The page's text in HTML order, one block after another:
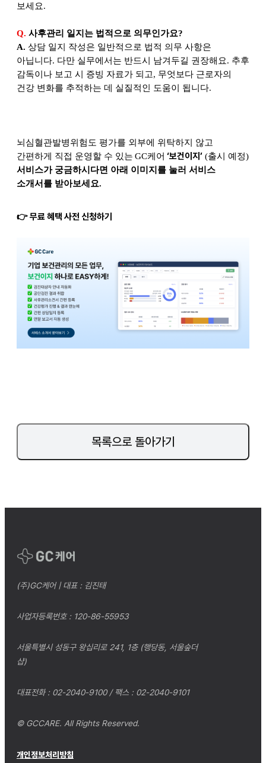
보세요.
Q. 사후관리 일지는 법적으로 의무인가요?
A. 상담 일지 작성은 일반적으로 법적 의무 사항은
아닙니다. 다만 실무에서는 반드시 남겨두길 권장해요. 추후
감독이나 보고 시 증빙 자료가 되고, 무엇보다 근로자의
건강 변화를 추적하는 데 실질적인 도움이 됩니다.
뇌심혈관발병위험도 평가를 외부에 위탁하지 않고
간편하게 직접 운영할 수 있는 GC케어 ‘보건이지’ (출시 예정)
서비스가 궁금하시다면 아래 이미지를 눌러 서비스
소개서를 받아보세요.
👉 무료 혜택 사전 신청하기
목록으로 돌아가기
(주)GC케어 | 대표 : 김진태
사업자등록번호 : 120-86-55953
서울특별시 성동구 왕십리로 241, 1층 (행당동, 서울숲더
샵)
대표전화 : 02-2040-9100 / 팩스 : 02-2040-9101
© GCCARE. All Rights Reserved.
개인정보처리방침